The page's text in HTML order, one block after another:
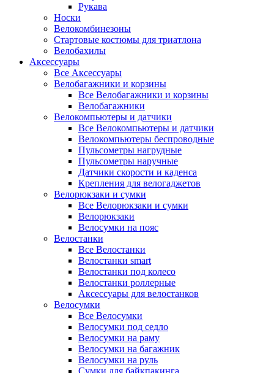
Рукава
Носки
Велокомбинезоны
Стартовые костюмы для триатлона
Велобахилы
Аксессуары
Все Аксессуары
Велобагажники и корзины
Все Велобагажники и корзины
Велобагажники
Велокомпьютеры и датчики
Все Велокомпьютеры и датчики
Велокомпьютеры беспроводные
Пульсометры нагрудные
Пульсометры наручные
Датчики скорости и каденса
Крепления для велогаджетов
Велорюкзаки и сумки
Все Велорюкзаки и сумки
Велорюкзаки
Велосумки на пояс
Велостанки
Все Велостанки
Велостанки smart
Велостанки под колесо
Велостанки роллерные
Аксессуары для велостанков
Велосумки
Все Велосумки
Велосумки под седло
Велосумки на раму
Велосумки на багажник
Велосумки на руль
Сумки для байкпакинга